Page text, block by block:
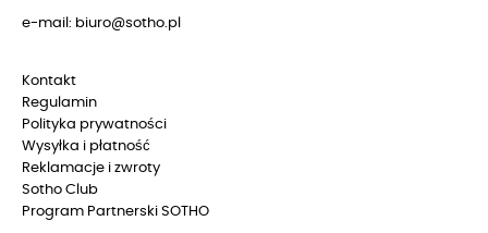
e-mail: biuro@sotho.pl
Kontakt
Regulamin
Polityka prywatności
Wysyłka i płatność
Reklamacje i zwroty
Sotho Club
Program Partnerski SOTHO